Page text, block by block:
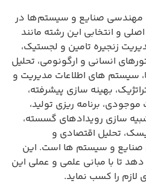
مهندسی صنایع و سیستم‌ها در
و انتخابی این رشته مانند
زنجیره تامین و لجستیک،
انسانی و ارگونومی، تحلیل
سیستم های اطلاعات مدیریت و
بهینه سازی پیشرفته،
برنامه ریزی تولید،
سازی رویدادهای گسسته،
تحلیل اقتصادی و
صنایع و سیستم ها است. این
تا با مبانی علمی و عملی این
لازم را کسب نماید.